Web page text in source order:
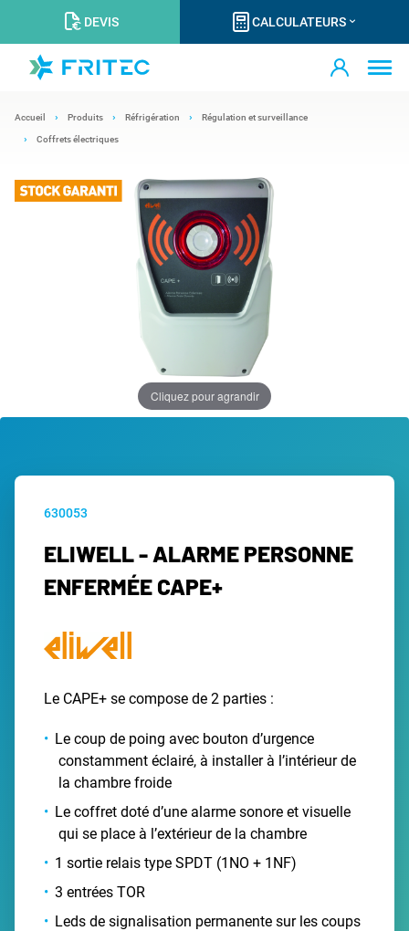
DEVIS CALCULATEURS
Accueil Produits Réfrigération Régulation et surveillance
Coffrets électriques
Cliquez pour agrandir
630053
ELIWELL - ALARME PERSONNE
ENFERMÉE CAPE+
Le CAPE+ se compose de 2 parties :
Le coup de poing avec bouton d’urgence
constamment éclairé, à installer à l’intérieur de
la chambre froide
Le coffret doté d’une alarme sonore et visuelle
qui se place à l’extérieur de la chambre
1 sortie relais type SPDT (1NO + 1NF)
3 entrées TOR
Leds de signalisation permanente sur les coups